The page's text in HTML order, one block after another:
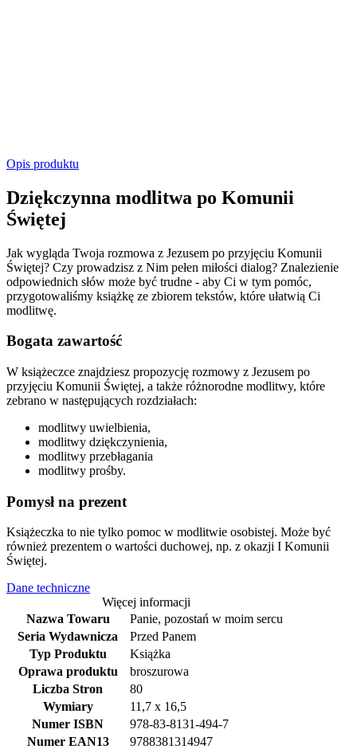
Opis produktu
Dziękczynna modlitwa po Komunii
Świętej
Jak wygląda Twoja rozmowa z Jezusem po przyjęciu Komunii
Świętej? Czy prowadzisz z Nim pełen miłości dialog? Znalezienie
odpowiednich słów może być trudne - aby Ci w tym pomóc,
przygotowaliśmy książkę ze zbiorem tekstów, które ułatwią Ci
modlitwę.
Bogata zawartość
W książeczce znajdziesz propozycję rozmowy z Jezusem po
przyjęciu Komunii Świętej, a także różnorodne modlitwy, które
zebrano w następujących rozdziałach:
modlitwy uwielbienia,
modlitwy dziękczynienia,
modlitwy przebłagania
modlitwy prośby.
Pomysł na prezent
Książeczka to nie tylko pomoc w modlitwie osobistej. Może być
również prezentem o wartości duchowej, np. z okazji I Komunii
Świętej.
Dane techniczne
Więcej informacji
Nazwa Towaru
Panie, pozostań w moim sercu
Seria Wydawnicza
Przed Panem
Typ Produktu
Książka
Oprawa produktu
broszurowa
Liczba Stron
80
Wymiary
11,7 x 16,5
Numer ISBN
978-83-8131-494-7
Numer EAN13
9788381314947